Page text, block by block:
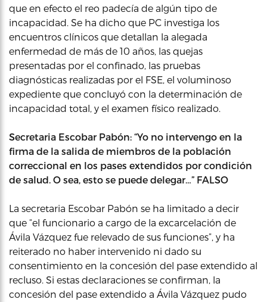
que en efecto el reo padecía de algún tipo de
incapacidad. Se ha dicho que PC investiga los
encuentros clínicos que detallan la alegada
enfermedad de más de 10 años, las quejas
presentadas por el confinado, las pruebas
diagnósticas realizadas por el FSE, el voluminoso
expediente que concluyó con la determinación de
incapacidad total, y el examen físico realizado.
Secretaria Escobar Pabón: “Yo no intervengo en la
firma de la salida de miembros de la población
correccional en los pases extendidos por condición
de salud. O sea, esto se puede delegar…” FALSO
La secretaria Escobar Pabón se ha limitado a decir
que “el funcionario a cargo de la excarcelación de
Ávila Vázquez fue relevado de sus funciones”, y ha
reiterado no haber intervenido ni dado su
consentimiento en la concesión del pase extendido al
recluso. Si estas declaraciones se confirman, la
concesión del pase extendido a Ávila Vázquez pudo